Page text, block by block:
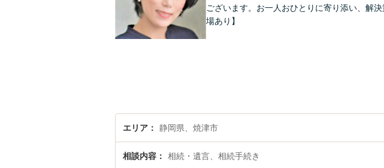
ございます。お一人おひとりに寄り添い、解
場あり】
エリア 静岡県、焼津市
相談内容 相続・遺言、相続手続き